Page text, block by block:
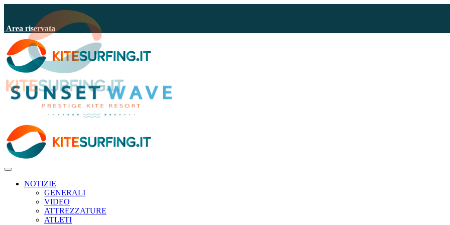
Area riservata
NOTIZIE
GENERALI
VIDEO
ATTREZZATURE
ATLETI